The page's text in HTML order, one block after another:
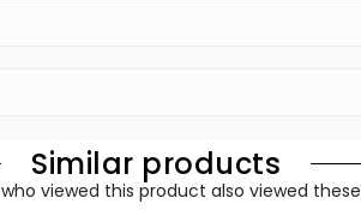
Similar products
who viewed this product also viewed these